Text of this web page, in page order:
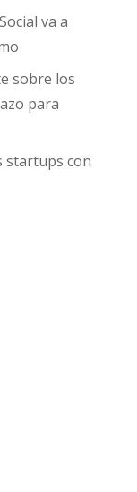
va a
sobre los
para
startups con